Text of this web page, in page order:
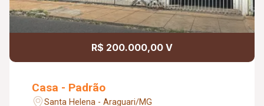
R$ 200.000,00 V
Casa - Padrão
Santa Helena - Araguari/MG